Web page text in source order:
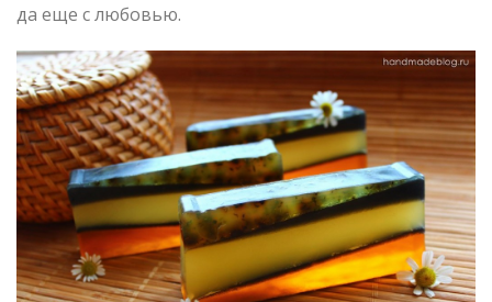
да еще с любовью.